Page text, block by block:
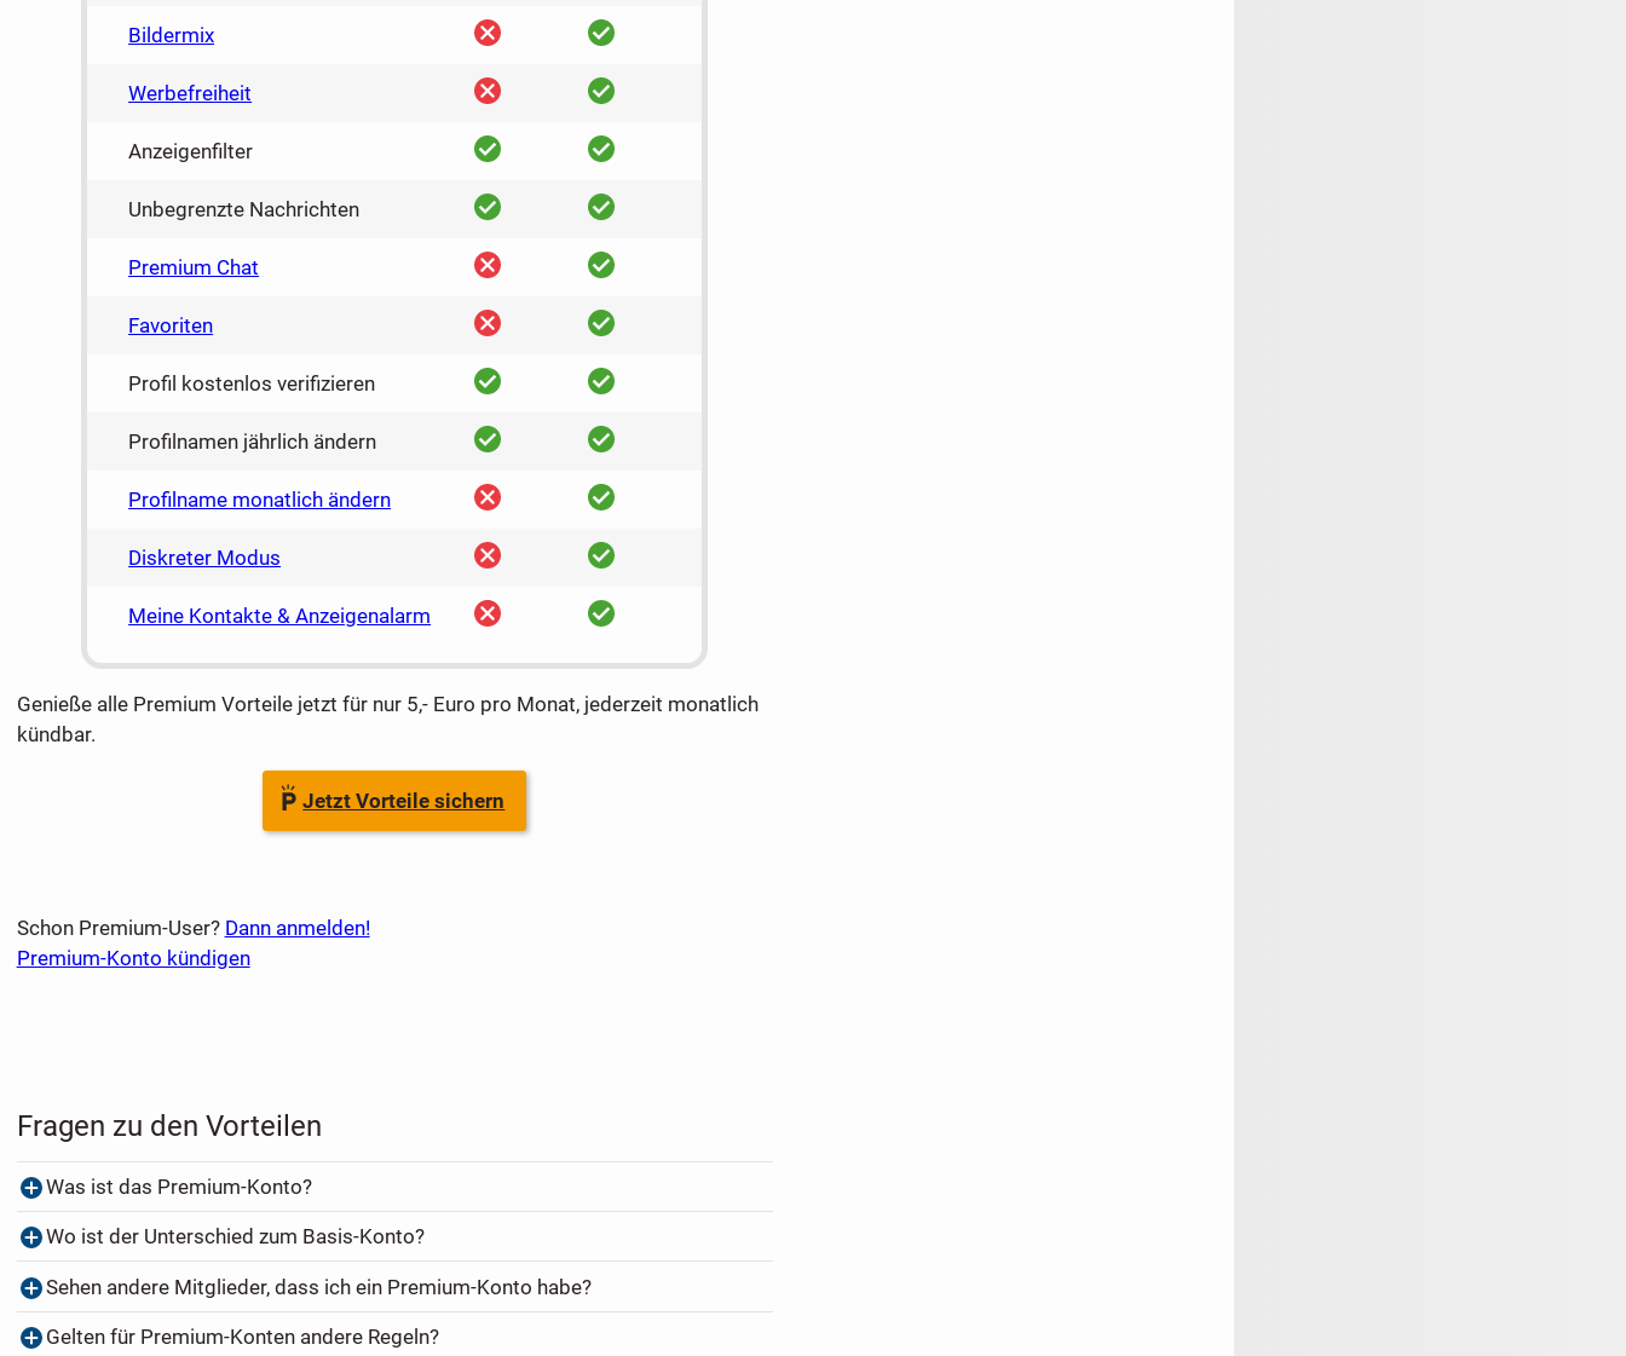
Bildermix nein ja
Werbefreiheit nein ja
Anzeigenfilter ja ja
Unbegrenzte Nachrichten ja ja
Premium Chat nein ja
Favoriten nein ja
Profil kostenlos verifizieren ja ja
Profilnamen jährlich ändern ja ja
Profilname monatlich ändern nein ja
Diskreter Modus nein ja
Meine Kontakte & Anzeigenalarm nein ja
Genieße alle Premium Vorteile jetzt für nur 5,- Euro pro Monat, jederzeit monatlich
kündbar.
Jetzt Vorteile sichern
Schon Premium-User? Dann anmelden!
Premium-Konto kündigen
Fragen zu den Vorteilen
Was ist das Premium-Konto?
Wo ist der Unterschied zum Basis-Konto?
Sehen andere Mitglieder, dass ich ein Premium-Konto habe?
Gelten für Premium-Konten andere Regeln?